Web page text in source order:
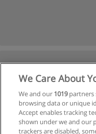
We Care About
We and our 1019partners
browsing data or unique
Accept enables tracking
shown under we and our
trackers are disabled,